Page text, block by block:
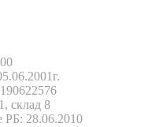
склад 8
РБ: 28.06.2010